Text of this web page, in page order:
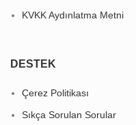
KVKK Aydınlatma Metni
DESTEK
Çerez Politikası
Sıkça Sorulan Sorular